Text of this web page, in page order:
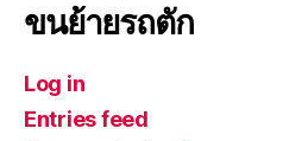
ขนย้ายรถตัก
Log in
Entries feed